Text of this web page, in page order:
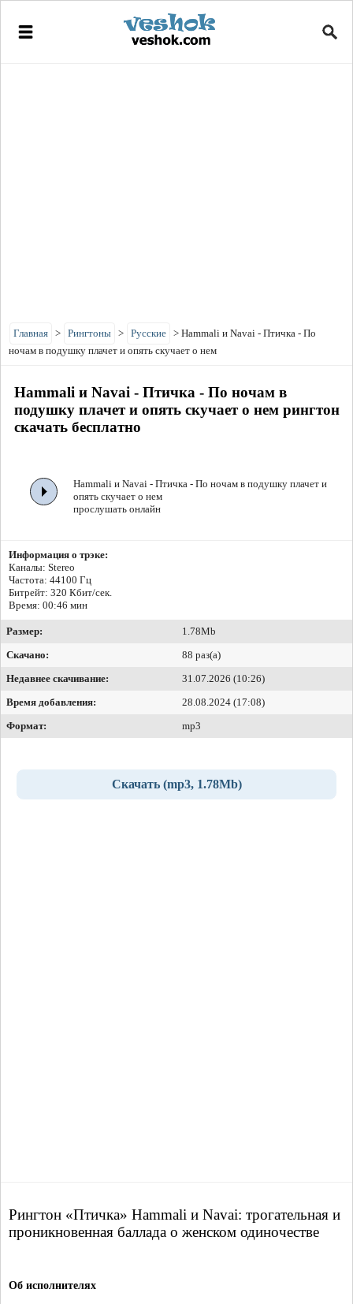
Главная > Рингтоны > Русские > Hammali и Navai - Птичка - По
ночам в подушку плачет и опять скучает о нем
Hammali и Navai - Птичка - По ночам в
подушку плачет и опять скучает о нем рингтон
скачать бесплатно
Hammali и Navai - Птичка - По ночам в подушку плачет и
опять скучает о нем
прослушать онлайн
Информация о трэке:
Каналы: Stereo
Частота: 44100 Гц
Битрейт: 320 Кбит/сек.
Время: 00:46 мин
Размер:
1.78Mb
Скачано:
88 раз(а)
Недавнее скачивание:
31.07.2026 (10:26)
Время добавления:
28.08.2024 (17:08)
Формат:
mp3
Скачать (mp3, 1.78Mb)
Рингтон «Птичка» Hammali и Navai: трогательная и
проникновенная баллада о женском одиночестве
Об исполнителях